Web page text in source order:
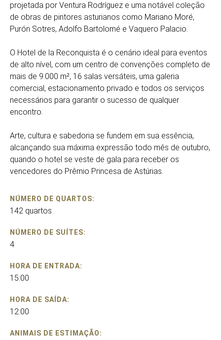
projetada por Ventura Rodríguez e uma notável coleção
de obras de pintores asturianos como Mariano Moré,
Purón Sotres, Adolfo Bartolomé e Vaquero Palacio.
O Hotel de la Reconquista é o cenário ideal para eventos
de alto nível, com um centro de convenções completo de
mais de 9.000 m², 16 salas versáteis, uma galeria
comercial, estacionamento privado e todos os serviços
necessários para garantir o sucesso de qualquer
encontro.
Arte, cultura e sabedoria se fundem em sua essência,
alcançando sua máxima expressão todo mês de outubro,
quando o hotel se veste de gala para receber os
vencedores do Prêmio Princesa de Astúrias.
NÚMERO DE QUARTOS:
142 quartos.
NÚMERO DE SUÍTES:
4
HORA DE ENTRADA:
15:00
HORA DE SAÍDA:
12:00
ANIMAIS DE ESTIMAÇÃO: